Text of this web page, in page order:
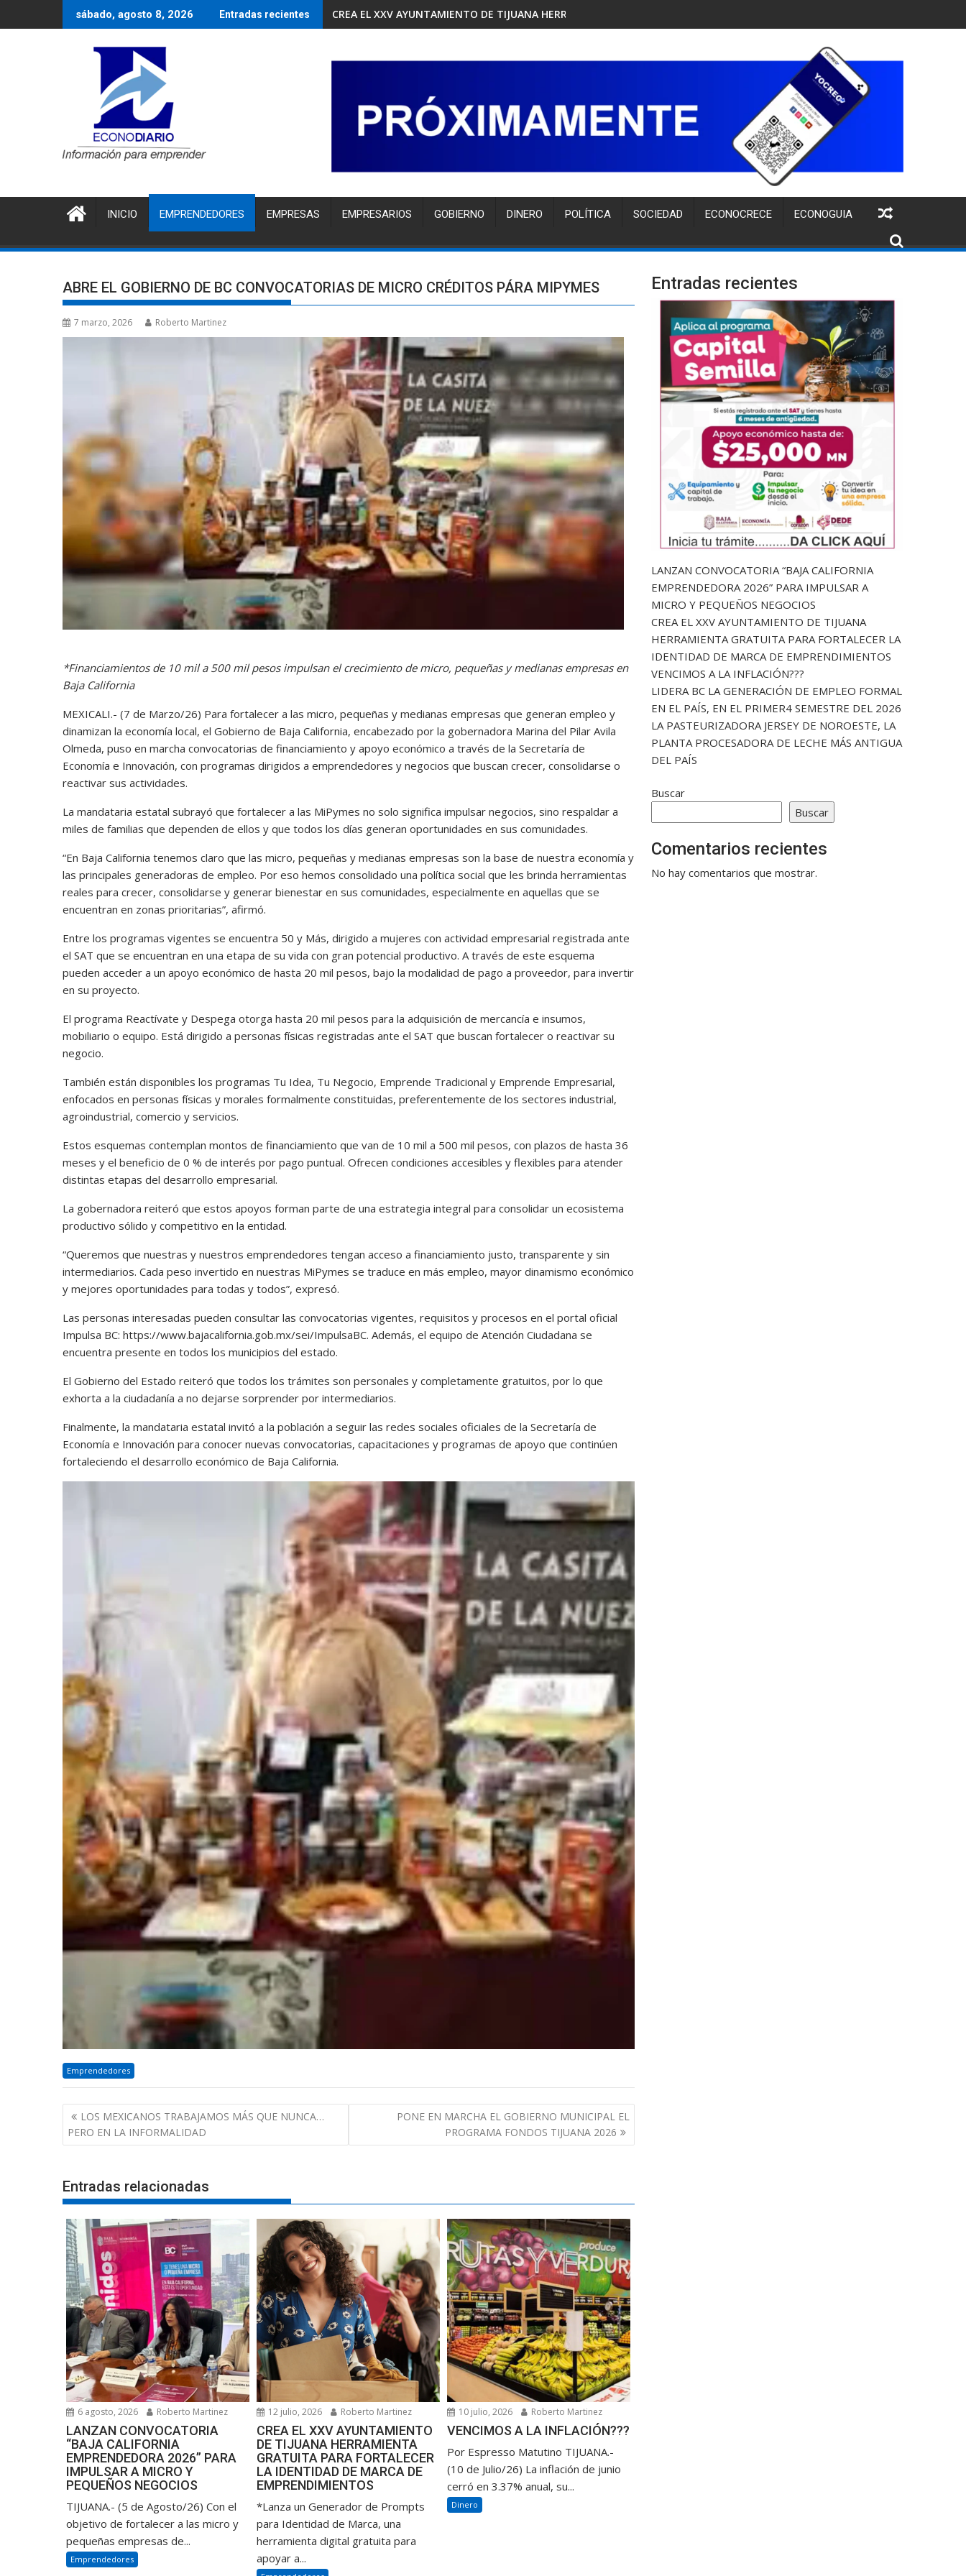
al
sábado, agosto 8, 2026 Entradas recientes CREA EL XXV AYUNTAMIENTO DE TIJUANA HERRAMIENTA GRATUITA PARA FORTALECER LA IDENTIDAD DE MARCA DE
INICIO EMPRENDEDORES EMPRESAS EMPRESARIOS GOBIERNO DINERO POLÍTICA SOCIEDAD ECONOCRECE ECONOGUIA
ABRE EL GOBIERNO DE BC CONVOCATORIAS DE MICRO CRÉDITOS PÁRA MIPYMES
7 marzo, 2026 Roberto Martinez
*Financiamientos de 10 mil a 500 mil pesos impulsan el crecimiento de micro, pequeñas y medianas empresas en
Baja California
MEXICALI.- (7 de Marzo/26) Para fortalecer a las micro, pequeñas y medianas empresas que generan empleo y
dinamizan la economía local, el Gobierno de Baja California, encabezado por la gobernadora Marina del Pilar Avila
Olmeda, puso en marcha convocatorias de financiamiento y apoyo económico a través de la Secretaría de
Economía e Innovación, con programas dirigidos a emprendedores y negocios que buscan crecer, consolidarse o
reactivar sus actividades.
La mandataria estatal subrayó que fortalecer a las MiPymes no solo significa impulsar negocios, sino respaldar a
miles de familias que dependen de ellos y que todos los días generan oportunidades en sus comunidades.
“En Baja California tenemos claro que las micro, pequeñas y medianas empresas son la base de nuestra economía y
las principales generadoras de empleo. Por eso hemos consolidado una política social que les brinda herramientas
reales para crecer, consolidarse y generar bienestar en sus comunidades, especialmente en aquellas que se
encuentran en zonas prioritarias”, afirmó.
Entre los programas vigentes se encuentra 50 y Más, dirigido a mujeres con actividad empresarial registrada ante
el SAT que se encuentran en una etapa de su vida con gran potencial productivo. A través de este esquema
pueden acceder a un apoyo económico de hasta 20 mil pesos, bajo la modalidad de pago a proveedor, para invertir
en su proyecto.
El programa Reactívate y Despega otorga hasta 20 mil pesos para la adquisición de mercancía e insumos,
mobiliario o equipo. Está dirigido a personas físicas registradas ante el SAT que buscan fortalecer o reactivar su
negocio.
También están disponibles los programas Tu Idea, Tu Negocio, Emprende Tradicional y Emprende Empresarial,
enfocados en personas físicas y morales formalmente constituidas, preferentemente de los sectores industrial,
agroindustrial, comercio y servicios.
Estos esquemas contemplan montos de financiamiento que van de 10 mil a 500 mil pesos, con plazos de hasta 36
meses y el beneficio de 0 % de interés por pago puntual. Ofrecen condiciones accesibles y flexibles para atender
distintas etapas del desarrollo empresarial.
La gobernadora reiteró que estos apoyos forman parte de una estrategia integral para consolidar un ecosistema
productivo sólido y competitivo en la entidad.
“Queremos que nuestras y nuestros emprendedores tengan acceso a financiamiento justo, transparente y sin
intermediarios. Cada peso invertido en nuestras MiPymes se traduce en más empleo, mayor dinamismo económico
y mejores oportunidades para todas y todos”, expresó.
Las personas interesadas pueden consultar las convocatorias vigentes, requisitos y procesos en el portal oficial
Impulsa BC: https://www.bajacalifornia.gob.mx/sei/ImpulsaBC. Además, el equipo de Atención Ciudadana se
encuentra presente en todos los municipios del estado.
El Gobierno del Estado reiteró que todos los trámites son personales y completamente gratuitos, por lo que
exhorta a la ciudadanía a no dejarse sorprender por intermediarios.
Finalmente, la mandataria estatal invitó a la población a seguir las redes sociales oficiales de la Secretaría de
Economía e Innovación para conocer nuevas convocatorias, capacitaciones y programas de apoyo que continúen
fortaleciendo el desarrollo económico de Baja California.
Emprendedores
Navegación
de
entradas
LOS MEXICANOS TRABAJAMOS MÁS QUE NUNCA…
PERO EN LA INFORMALIDAD
PONE EN MARCHA EL GOBIERNO MUNICIPAL EL
PROGRAMA FONDOS TIJUANA 2026
Entradas relacionadas
6 agosto, 2026 Roberto Martinez
LANZAN CONVOCATORIA
“BAJA CALIFORNIA
EMPRENDEDORA 2026” PARA
IMPULSAR A MICRO Y
PEQUEÑOS NEGOCIOS
TIJUANA.- (5 de Agosto/26) Con el
objetivo de fortalecer a las micro y
pequeñas empresas de...
Emprendedores
12 julio, 2026 Roberto Martinez
CREA EL XXV AYUNTAMIENTO
DE TIJUANA HERRAMIENTA
GRATUITA PARA FORTALECER
LA IDENTIDAD DE MARCA DE
EMPRENDIMIENTOS
*Lanza un Generador de Prompts
para Identidad de Marca, una
herramienta digital gratuita para
apoyar a...
10 julio, 2026 Roberto Martinez
VENCIMOS A LA INFLACIÓN???
Por Espresso Matutino TIJUANA.-
(10 de Julio/26) La inflación de junio
cerró en 3.37% anual, su...
Dinero
Entradas recientes
LANZAN CONVOCATORIA “BAJA CALIFORNIA
EMPRENDEDORA 2026” PARA IMPULSAR A
MICRO Y PEQUEÑOS NEGOCIOS
CREA EL XXV AYUNTAMIENTO DE TIJUANA
HERRAMIENTA GRATUITA PARA FORTALECER LA
IDENTIDAD DE MARCA DE EMPRENDIMIENTOS
VENCIMOS A LA INFLACIÓN???
LIDERA BC LA GENERACIÓN DE EMPLEO FORMAL
EN EL PAÍS, EN EL PRIMER4 SEMESTRE DEL 2026
LA PASTEURIZADORA JERSEY DE NOROESTE, LA
PLANTA PROCESADORA DE LECHE MÁS ANTIGUA
DEL PAÍS
Buscar
Buscar
Comentarios recientes
No hay comentarios que mostrar.